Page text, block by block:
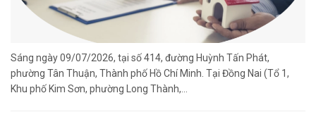
Sáng ngày 09/07/2026, tại số 414, đường Huỳnh Tấn Phát,
phường Tân Thuận, Thành phố Hồ Chí Minh. Tại Đồng Nai (Tổ 1,
Khu phố Kim Sơn, phường Long Thành,...